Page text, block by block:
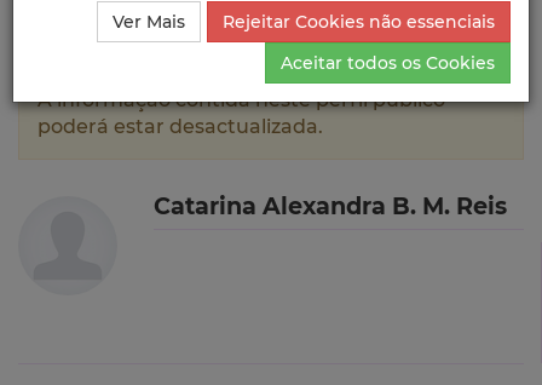
Ciência_Iscte Autores
Catarina Alexandra B. M. Reis
Produções Científicas e Citações
A informação contida neste perfil público
poderá estar desactualizada.
Catarina Alexandra B. M. Reis
Ver Mais
Rejeitar Cookies não essenciais
Aceitar todos os Cookies